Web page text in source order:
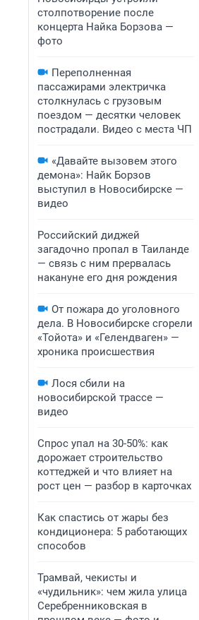
столпотворение после
концерта Найка Борзова —
фото
Переполненная
пассажирами электричка
столкнулась с грузовым
поездом — десятки человек
пострадали. Видео с места ЧП
«Давайте вызовем этого
демона»: Найк Борзов
выступил в Новосибирске —
видео
Российский диджей
загадочно пропал в Таиланде
— связь с ним прервалась
накануне его дня рождения
От пожара до уголовного
дела. В Новосибирске сгорели
«Тойота» и «Гелендваген» —
хроника происшествия
Лося сбили на
новосибирской трассе —
видео
Спрос упал на 30-50%: как
дорожает строительство
коттеджей и что влияет на
рост цен — разбор в карточках
Как спастись от жары без
кондиционера: 5 работающих
способов
Трамвай, чекисты и
«чудильник»: чем жила улица
Серебренниковская в